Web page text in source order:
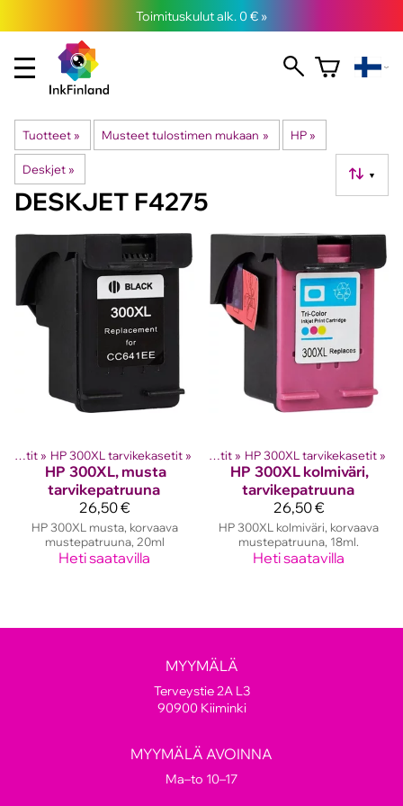
Toimituskulut alk. 0 € »
Tuotteet ‪» Musteet tulostimen mukaan ‪» HP ‪»
Deskjet ‪» ▼
DESKJET F4275
HP mustekasetit ‪» HP 300XL tarvikekasetit ‪»
HP 300XL, musta
tarvikepatruuna
26,50 €
HP 300XL musta, korvaava
mustepatruuna, 20ml
Heti saatavilla
kasetit‪» HP mustekasetit ‪» HP 300XL tarvikekasetit ‪»
HP 300XL kolmiväri,
tarvikepatruuna
26,50 €
HP 300XL kolmiväri, korvaava
mustepatruuna, 18ml.
Heti saatavilla
MYYMÄLÄ
Terveystie 2A L3
90900 Kiiminki
MYYMÄLÄ AVOINNA
Ma–to 10–17